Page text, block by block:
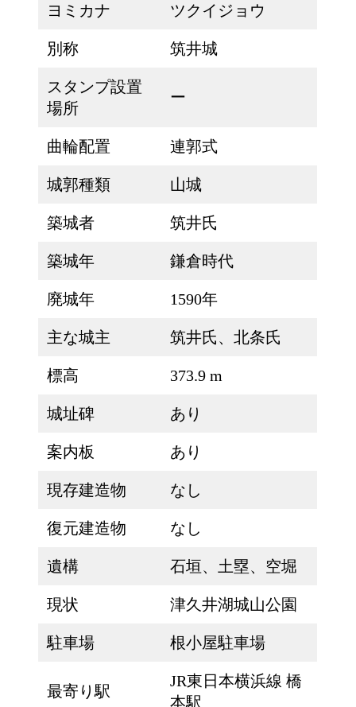
ヨミカナ ツクイジョウ
別称 筑井城
スタンプ設置
場所
ー
曲輪配置 連郭式
城郭種類 山城
築城者 筑井氏
築城年 鎌倉時代
廃城年 1590年
主な城主 筑井氏、北条氏
標高 373.9 m
城址碑 あり
案内板 あり
現存建造物 なし
復元建造物 なし
遺構 石垣、土塁、空堀
現状 津久井湖城山公園
駐車場 根小屋駐車場
最寄り駅
JR東日本横浜線 橋
本駅